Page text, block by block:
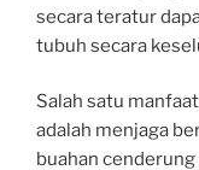
secara teratur
tubuh secara
Salah satu
adalah menjaga
buahan